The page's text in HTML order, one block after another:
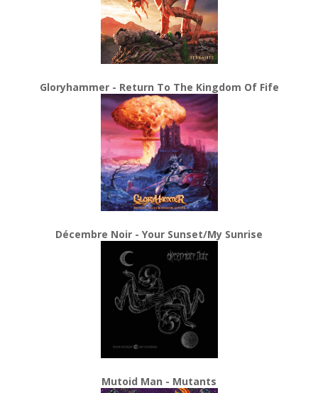
Gloryhammer - Return To The Kingdom Of Fife
Décembre Noir - Your Sunset/My Sunrise
Mutoid Man - Mutants